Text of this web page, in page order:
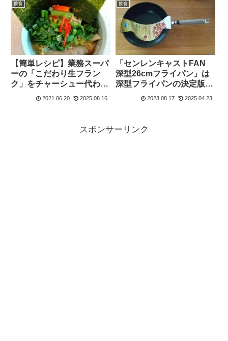
飲食
【簡単レシピ】業務スーパ
ーの「こだわり生フラン
ク」をチャーシュー代わり
に使ったラーメンの作り方
2021.06.20 2025.08.16
飲食
「センレンキャストFAN
深型26cmフライパン」は
深型フライパンの決定版で
2023.08.17 2025.04.23
スポンサーリンク